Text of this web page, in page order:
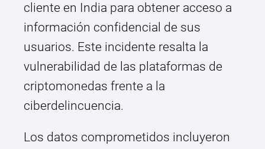
cliente en India para obtener acceso a
información confidencial de sus
usuarios. Este incidente resalta la
vulnerabilidad de las plataformas de
criptomonedas frente a la
ciberdelincuencia.
Los datos comprometidos incluyeron